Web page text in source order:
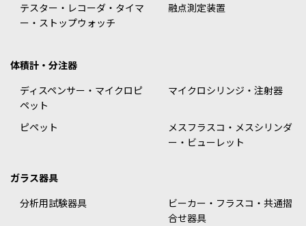
テスター・レコーダ・タイマ
ー・ストップウォッチ
融点測定装置
体積計・分注器
ディスペンサー・マイクロピ
ペット
マイクロシリンジ・注射器
ピペット
メスフラスコ・メスシリンダ
ー・ビューレット
ガラス器具
分析用試験器具
ビーカー・フラスコ・共通摺
合せ器具